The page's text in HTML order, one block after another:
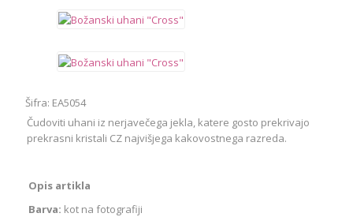
Šifra: EA5054
Čudoviti uhani iz nerjavečega jekla, katere gosto prekrivajo
prekrasni kristali CZ najvišjega kakovostnega razreda.
Opis artikla
Barva: kot na fotografiji